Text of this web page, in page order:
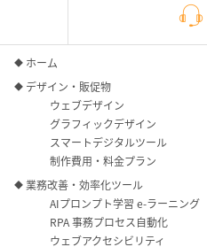
ホーム
デザイン・販促物
ウェブデザイン
グラフィックデザイン
スマートデジタルツール
制作費用・料金プラン
業務改善・効率化ツール
AIプロンプト学習 e-ラーニング
RPA 事務プロセス自動化
ウェブアクセシビリティ